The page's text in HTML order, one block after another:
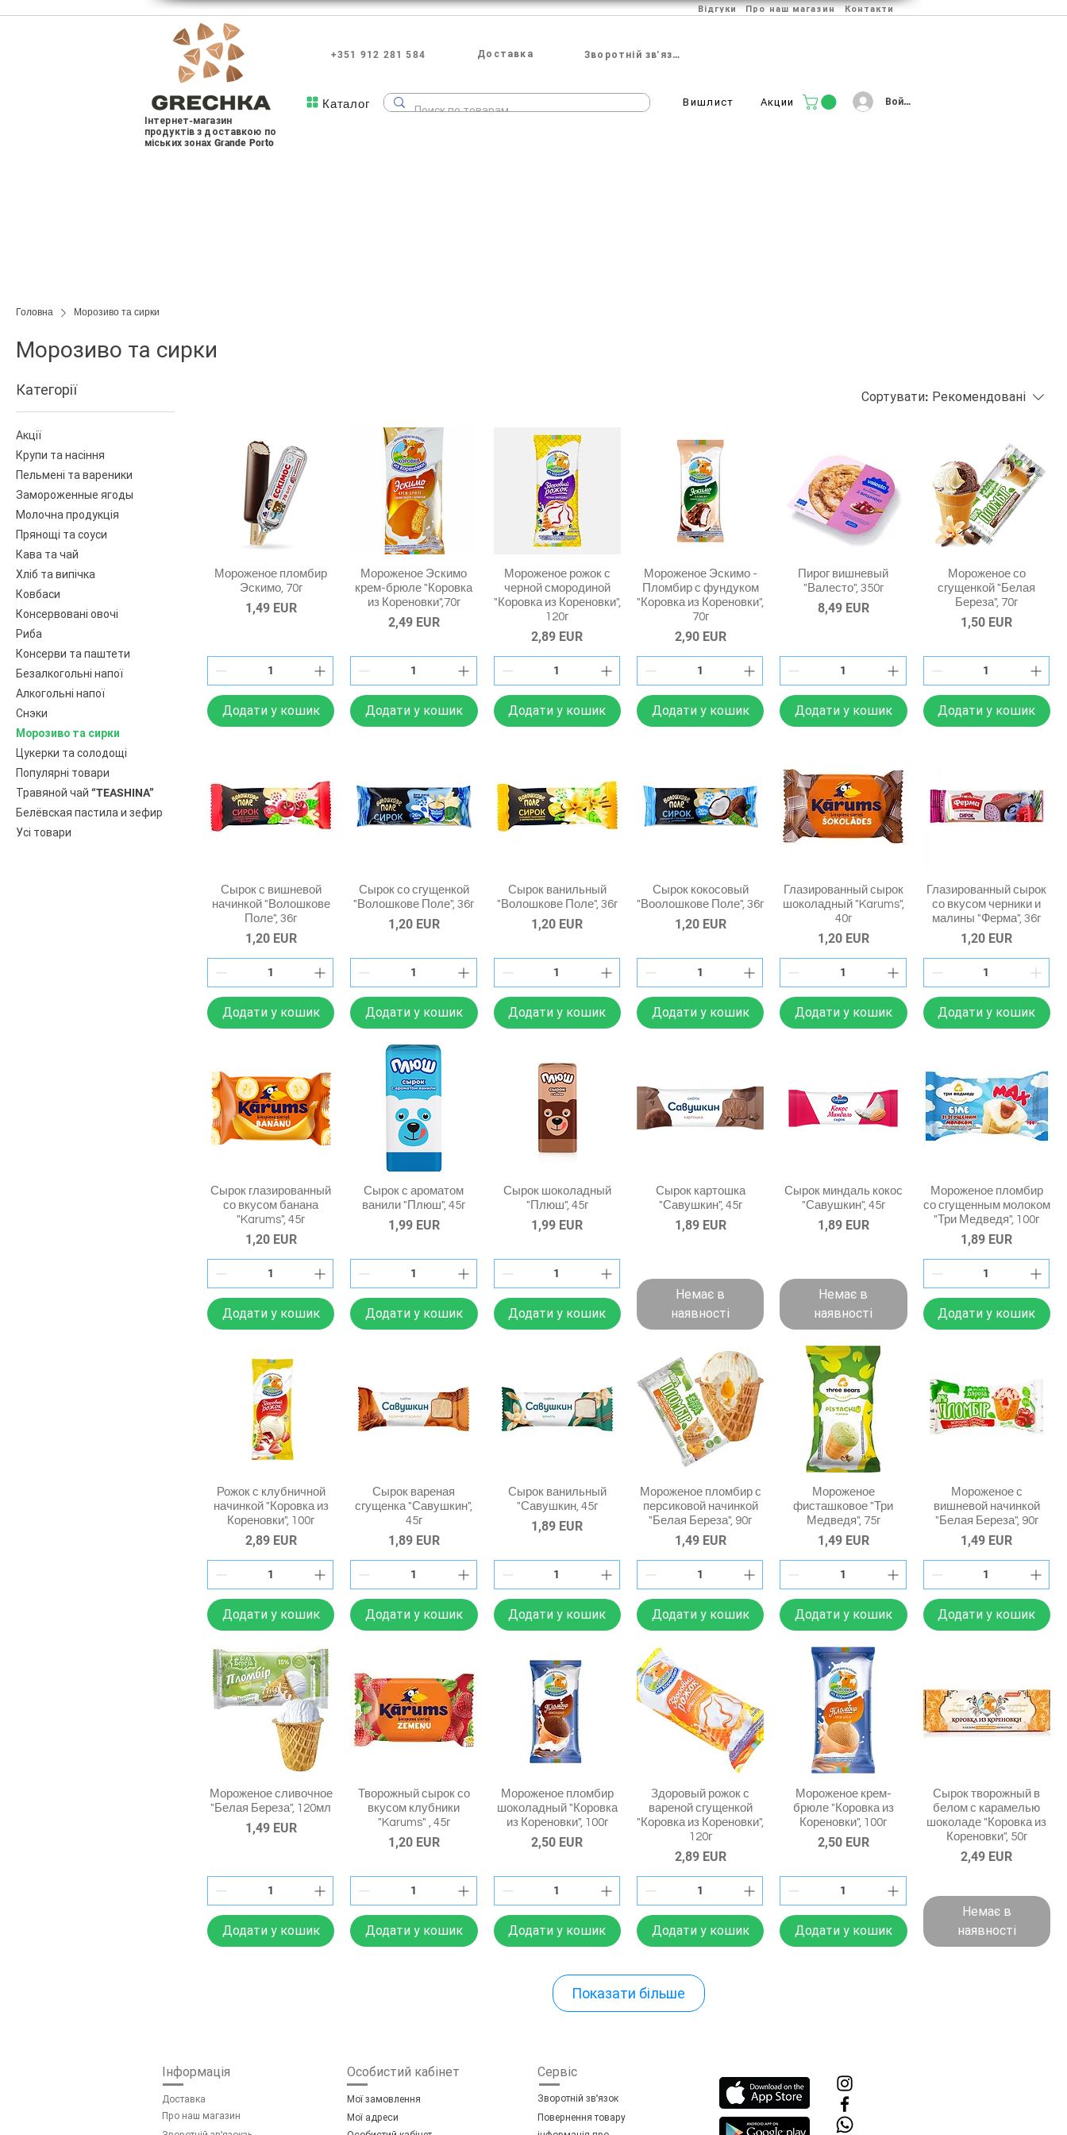
Відгуки Про наш магазин Контакти
+351 912 281 584 Доставка Зворотній зв'язок
Інтернет-магазин
продуктів з доставкою по
міських зонах Grande Porto
Каталог Вишлист Акции Войти
Головна Морозиво та сирки
Морозиво та сирки
Категорії
Акції
Крупи та насіння
Пельмені та вареники
Замороженные ягоды
Молочна продукція
Прянощі та соуси
Кава та чай
Хліб та випічка
Ковбаси
Консервовані овочі
Риба
Консерви та паштети
Безалкогольні напої
Алкогольні напої
Снэки
Морозиво та сирки
Цукерки та солодощі
Популярні товари
Травяной чай “TEASHINA”
Белёвская пастила и зефир
Усі товари
Сортувати: Рекомендовані
Мороженое пломбир
Эскимо, 70г
Ціна
1,49 EUR
Додати у кошик
Мороженое Эскимо
крем-брюле "Коровка
из Кореновки",70г
Ціна
2,49 EUR
Додати у кошик
Мороженое рожок с
черной смородиной
"Коровка из Кореновки",
120г
Ціна
2,89 EUR
Додати у кошик
Мороженое Эскимо -
Пломбир с фундуком
"Коровка из Кореновки",
70г
Ціна
2,90 EUR
Додати у кошик
Пирог вишневый
"Валесто", 350г
Ціна
8,49 EUR
Додати у кошик
Мороженое со
сгущенкой "Белая
Береза", 70г
Ціна
1,50 EUR
Додати у кошик
Сырок с вишневой
начинкой "Волошкове
Поле", 36г
Ціна
1,20 EUR
Додати у кошик
Сырок со сгущенкой
"Волошкове Поле", 36г
Ціна
1,20 EUR
Додати у кошик
Сырок ванильный
"Волошкове Поле", 36г
Ціна
1,20 EUR
Додати у кошик
Сырок кокосовый
"Воолошкове Поле", 36г
Ціна
1,20 EUR
Додати у кошик
Глазированный сырок
шоколадный "Karums",
40г
Ціна
1,20 EUR
Додати у кошик
Глазированный сырок
со вкусом черники и
малины "Ферма", 36г
Ціна
1,20 EUR
Додати у кошик
Сырок глазированный
со вкусом банана
"Karums", 45г
Ціна
1,20 EUR
Додати у кошик
Сырок с ароматом
ванили "Плюш", 45г
Ціна
1,99 EUR
Додати у кошик
Сырок шоколадный
"Плюш", 45г
Ціна
1,99 EUR
Додати у кошик
Сырок картошка
"Савушкин", 45г
Ціна
1,89 EUR
Немає в
наявності
Сырок миндаль кокос
"Савушкин", 45г
Ціна
1,89 EUR
Немає в
наявності
Мороженое пломбир
со сгущенным молоком
"Три Медведя", 100г
Ціна
1,89 EUR
Додати у кошик
Рожок с клубничной
начинкой "Коровка из
Кореновки", 100г
Ціна
2,89 EUR
Додати у кошик
Сырок вареная
сгущенка "Савушкин",
45г
Ціна
1,89 EUR
Додати у кошик
Сырок ванильный
"Савушкин, 45г
Ціна
1,89 EUR
Додати у кошик
Мороженое пломбир с
персиковой начинкой
"Белая Береза", 90г
Ціна
1,49 EUR
Додати у кошик
Мороженое
фисташковое "Три
Медведя", 75г
Ціна
1,49 EUR
Додати у кошик
Мороженое с
вишневой начинкой
"Белая Береза", 90г
Ціна
1,49 EUR
Додати у кошик
Мороженое сливочное
"Белая Береза", 120мл
Ціна
1,49 EUR
Додати у кошик
Творожный сырок со
вкусом клубники
"Karums" , 45г
Ціна
1,20 EUR
Додати у кошик
Мороженое пломбир
шоколадный "Коровка
из Кореновки", 100г
Ціна
2,50 EUR
Додати у кошик
Здоровый рожок с
вареной сгущенкой
"Коровка из Кореновки",
120г
Ціна
2,89 EUR
Додати у кошик
Мороженое крем-
брюле "Коровка из
Кореновки", 100г
Ціна
2,50 EUR
Додати у кошик
Сырок творожный в
белом с карамелью
шоколаде "Коровка из
Кореновки", 50г
Ціна
2,49 EUR
Немає в
наявності
Показати більше
Інформація
Доставка
Про наш магазин
Особистий кабінет
Мої замовлення
Мої адреси
Сервіс
Зворотній зв'язок
Повернення товару